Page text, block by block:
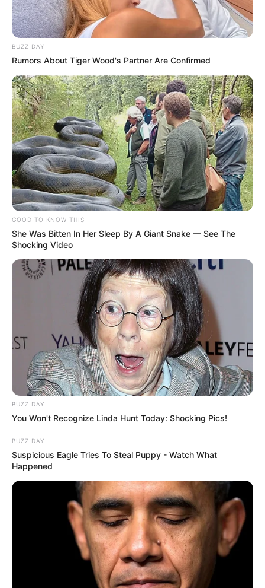
BUZZ DAY
Rumors About Tiger Wood's Partner Are Confirmed
GOOD TO KNOW THIS
She Was Bitten In Her Sleep By A Giant Snake — See The
Shocking Video
BUZZ DAY
You Won't Recognize Linda Hunt Today: Shocking Pics!
BUZZ DAY
Suspicious Eagle Tries To Steal Puppy - Watch What
Happened